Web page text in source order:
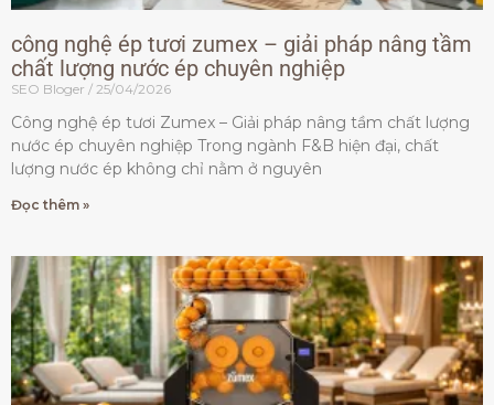
công nghệ ép tươi zumex – giải pháp nâng tầm
chất lượng nước ép chuyên nghiệp
SEO Bloger 25/04/2026
Công nghệ ép tươi Zumex – Giải pháp nâng tầm chất lượng
nước ép chuyên nghiệp Trong ngành F&B hiện đại, chất
lượng nước ép không chỉ nằm ở nguyên
Đọc thêm »